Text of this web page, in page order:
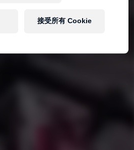
接受所有 Cookie